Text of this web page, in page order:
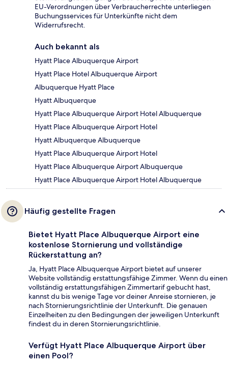
EU-Verordnungen über Verbraucherrechte unterliegen
Buchungsservices für Unterkünfte nicht dem
Widerrufsrecht.
Auch bekannt als
Hyatt Place Albuquerque Airport
Hyatt Place Hotel Albuquerque Airport
Albuquerque Hyatt Place
Hyatt Albuquerque
Hyatt Place Albuquerque Airport Hotel Albuquerque
Hyatt Place Albuquerque Airport Hotel
Hyatt Albuquerque Albuquerque
Hyatt Place Albuquerque Airport Hotel
Hyatt Place Albuquerque Airport Albuquerque
Hyatt Place Albuquerque Airport Hotel Albuquerque
Häufig gestellte Fragen
Bietet Hyatt Place Albuquerque Airport eine
kostenlose Stornierung und vollständige
Rückerstattung an?
Ja, Hyatt Place Albuquerque Airport bietet auf unserer
Website vollständig erstattungsfähige Zimmer. Wenn du einen
vollständig erstattungsfähigen Zimmertarif gebucht hast,
kannst du bis wenige Tage vor deiner Anreise stornieren, je
nach Stornierungsrichtlinie der Unterkunft. Die genauen
Einzelheiten zu den Bedingungen der jeweiligen Unterkunft
findest du in deren Stornierungsrichtlinie.
Verfügt Hyatt Place Albuquerque Airport über
einen Pool?